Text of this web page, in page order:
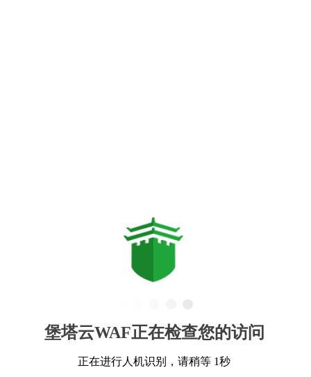
堡塔云WAF正在检查您的访问
正在进行人机识别，请稍等 1秒